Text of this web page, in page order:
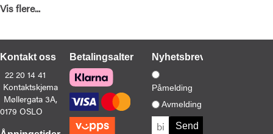
Kjøp 149,-
The Secret Sound Of Dreamwalkers
Whirlwind (LP)
Kjøp
Krissy Mary
Don’t Fall For That Rock… - LTD (7")
199,-
Vis flere...
Kontakt oss
22 20 14 41
Kontaktskjema
Møllergata 3A,
0179 OSLO
BetalingsalternativerNyhetsbrev
Påmelding
Avmelding